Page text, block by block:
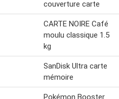
couverture carte
CARTE NOIRE Café
moulu classique 1.5
kg
SanDisk Ultra carte
mémoire
Pokémon Booster